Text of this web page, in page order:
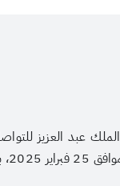
الملك عبد العزيز